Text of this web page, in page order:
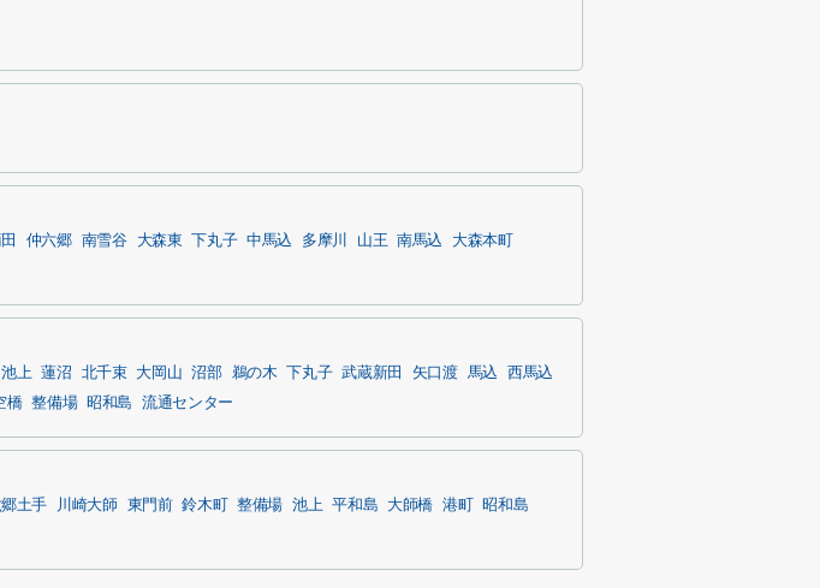
仲六郷 南雪谷 大森東 下丸子 中馬込 多摩川 山王 南馬込
大森本町
池上 蓮沼 北千束 大岡山 沼部 鵜の木 下丸子 武蔵新田 矢口渡 馬込
西馬込
橋 整備場 昭和島 流通センター
土手 川崎大師 東門前 鈴木町 整備場 池上 平和島 大師橋 港町
昭和島